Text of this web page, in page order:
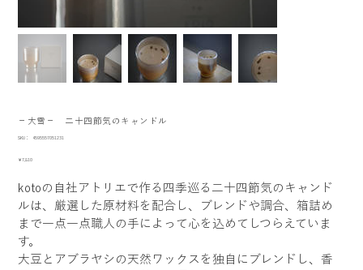
−大雪− 二十四節気のキャンドル
SKU：
SKU：
4595557051231
価
￥7,810
kotoの自社アトリエで作る四季巡る二十四節気のキャンド
ルは、厳選した原材料を配合し、ブレンドや調合、箱詰め
まで一点一点職人の手によって心を込めてしつらえていま
す。
大豆とアブラヤシの天然ワックスを独自にブレンドし、香